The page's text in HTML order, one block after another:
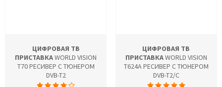
ЦИФРОВАЯ ТВ
ПРИСТАВКАWORLD VISION
T70 РЕСИВЕР С ТЮНЕРОМ
DVB-T2
ЦИФРОВАЯ ТВ
ПРИСТАВКАWORLD VISION
T624A РЕСИВЕР С ТЮНЕРОМ
DVB-T2/C